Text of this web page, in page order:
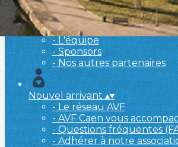
L'association▴▾
- L'association
- Brochure
- L'équipe
- Sponsors
- Nos autres partenaires
Nouvel arrivant▴▾
- Le réseau AVF
- AVF Caen vous
- Questions fréquentes
- Adhérer à notre